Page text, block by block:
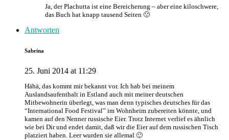
Ja, der Plachutta ist eine Bereicherung – aber eine kiloschwere,
das Buch hat knapp tausend Seiten 🙂
Antworten
Sabrina
25. Juni 2014 at 11:29
Hähä, das kommt mir bekannt vor. Ich hab bei meinem
Auslandsaufenthalt in Estland auch mit meiner deutschen
Mitbewohnerin überlegt, was man denn typisches deutsches für das
“International Food Festival” im Wohnheim zubereiten könnte, und
kamen auf den Nenner russische Eier. Trotz Internet verlief es ähnlich
wie bei Dir und endet damit, daß wir die Eier auf dem russischen Tisch
platziert haben. Leer wurden sie allemal 🙂